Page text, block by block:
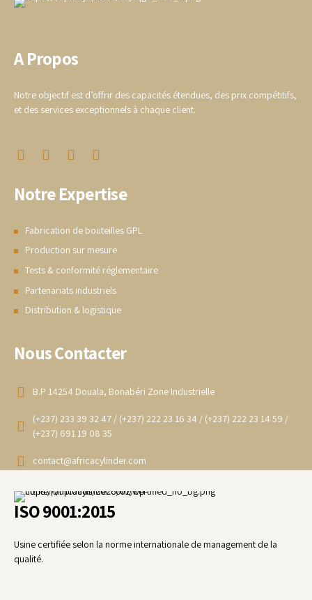
A Propos
Notre objectif est d’offrir des capacités étendues, des prix compétitifs,
et des services exceptionnels à chaque client.
Notre Expertise
Fabrication de bouteilles GPL
Production sur mesure
Tests & conformité réglementaire
Partenariats industriels
Distribution & logistique
Nous Contacter
B.P 14254 Douala, Bonabéri Zone Industrielle
(+237) 233 39 32 47 / (+237) 222 23 16 34 / (+237) 222 23 14 59 /
(+237) 691 19 08 35
contact@africacylinder.com
ISO 9001:2015
Usine certifiée selon la norme internationale de management de la
qualité.